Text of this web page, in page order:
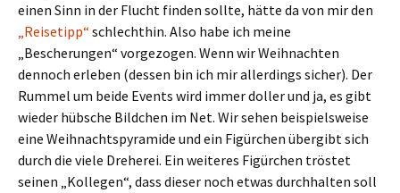
einen Sinn in der Flucht finden sollte, hätte da von mir den
„Reisetipp“ schlechthin. Also habe ich meine
„Bescherungen“ vorgezogen. Wenn wir Weihnachten
dennoch erleben (dessen bin ich mir allerdings sicher). Der
Rummel um beide Events wird immer doller und ja, es gibt
wieder hübsche Bildchen im Net. Wir sehen beispielsweise
eine Weihnachtspyramide und ein Figürchen übergibt sich
durch die viele Dreherei. Ein weiteres Figürchen tröstet
seinen „Kollegen“, dass dieser noch etwas durchhalten soll